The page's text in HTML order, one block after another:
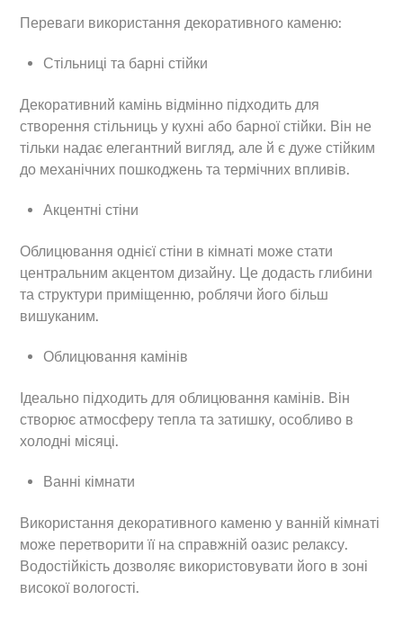
Переваги використання декоративного каменю:
Стільниці та барні стійки
Декоративний камінь відмінно підходить для
створення стільниць у кухні або барної стійки. Він не
тільки надає елегантний вигляд, але й є дуже стійким
до механічних пошкоджень та термічних впливів.
Акцентні стіни
Облицювання однієї стіни в кімнаті може стати
центральним акцентом дизайну. Це додасть глибини
та структури приміщенню, роблячи його більш
вишуканим.
Облицювання камінів
Ідеально підходить для облицювання камінів. Він
створює атмосферу тепла та затишку, особливо в
холодні місяці.
Ванні кімнати
Використання декоративного каменю у ванній кімнаті
може перетворити її на справжній оазис релаксу.
Водостійкість дозволяє використовувати його в зоні
високої вологості.